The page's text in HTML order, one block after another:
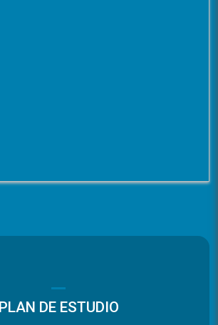
PLAN DE ESTUDIO